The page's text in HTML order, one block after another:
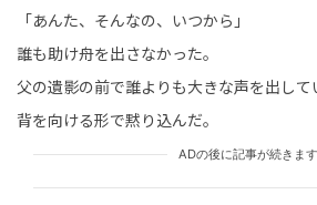
「あんた、そんなの、いつから」
誰も助け舟を出さなかった。
父の遺影の前で誰よりも大きな声を出し
背を向ける形で黙り込んだ。
ADの後に記事が続きます